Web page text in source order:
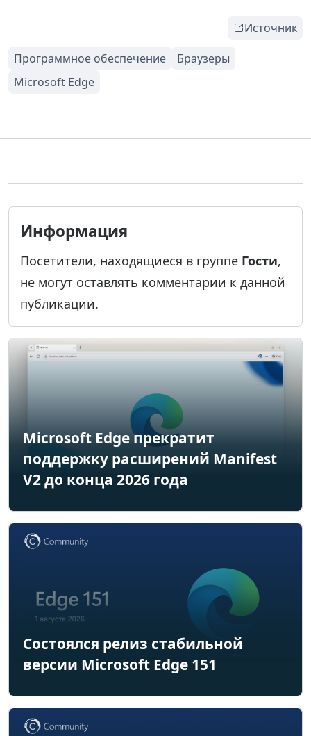
Источник
Информация
Посетители, находящиеся в группе Гости,
не могут оставлять комментарии к данной
публикации.
Microsoft Edge прекратит
поддержку расширений Manifest
V2 до конца 2026 года
Состоялся релиз стабильной
версии Microsoft Edge 151